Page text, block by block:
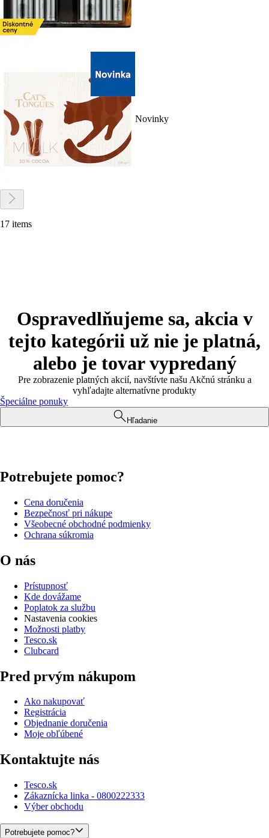
Novinky
17 items
Ospravedlňujeme sa, akcia v
tejto kategórii už nie je platná,
alebo je tovar vypredaný
Pre zobrazenie platných akcií, navštívte našu Akčnú stránku a
vyhľadajte alternatívne produkty
Špeciálne ponuky
Hľadanie
Potrebujete pomoc?
Cena doručenia
Bezpečnosť pri nákupe
Všeobecné obchodné podmienky
Ochrana súkromia
O nás
Prístupnosť
Kde dovážame
Poplatok za službu
Nastavenia cookies
Možnosti platby
Tesco.sk
Clubcard
Pred prvým nákupom
Ako nakupovať
Registrácia
Objednanie doručenia
Moje obľúbené
Kontaktujte nás
Tesco.sk
Zákaznícka linka - 0800222333
Výber obchodu
Potrebujete pomoc?